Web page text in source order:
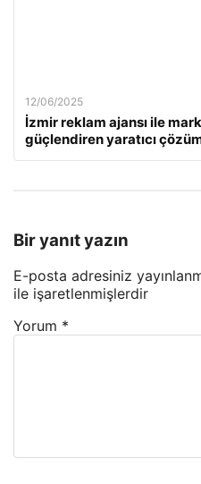
12/06/2025
İzmir reklam ajansı ile
güçlendiren yaratıcı
Bir yanıt yazın
E-posta adresiniz
ile işaretlenmişlerdir
Yorum *